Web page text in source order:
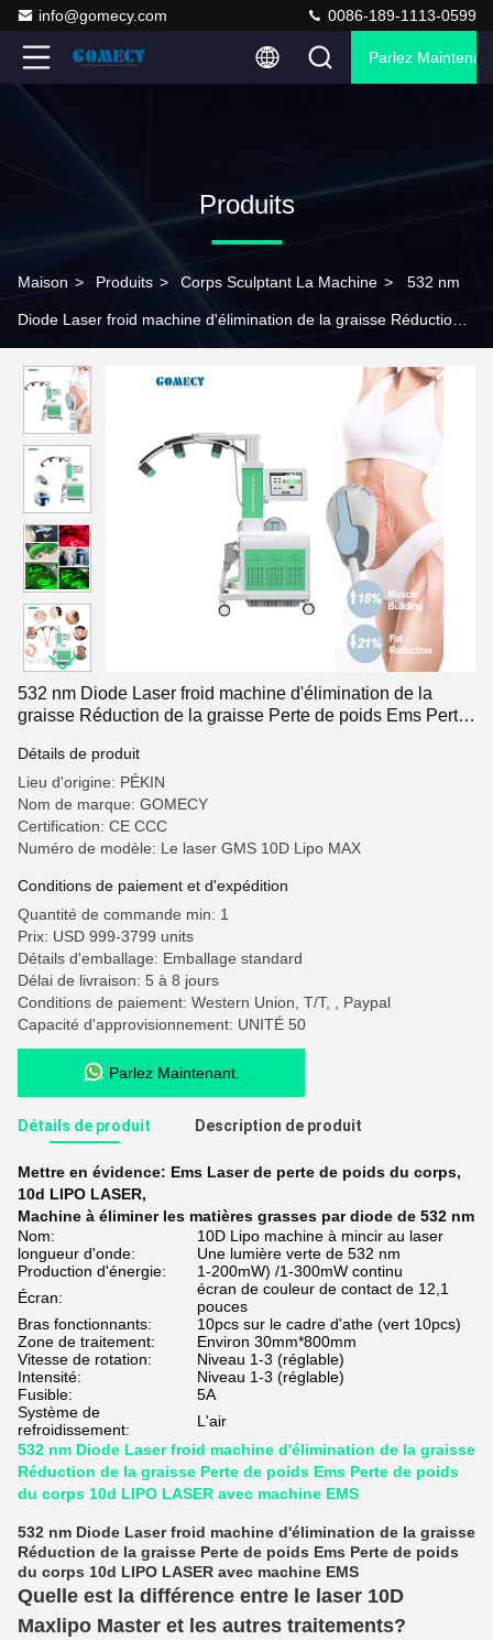
info@gomecy.com 0086-189-1113-0599
Parlez
Produits
Maison > Produits > Corps Sculptant La Machine > 532 nm
Diode Laser froid machine d'élimination de la graisse Réduction
LIPO LASER avec machine EMS
532 nm Diode Laser froid machine d'élimination de la
graisse Réduction de la graisse Perte de poids Ems Perte
Détails de produit
Lieu d'origine: PÉKIN
Nom de marque: GOMECY
Certification: CE CCC
Numéro de modèle: Le laser GMS 10D Lipo MAX
Conditions de paiement et d'expédition
Quantité de commande min: 1
Prix: USD 999-3799 units
Détails d'emballage: Emballage standard
Délai de livraison: 5 à 8 jours
Conditions de paiement: Western Union, T/T, , Paypal
Capacité d'approvisionnement: UNITÉ 50
Parlez Maintenant.
Détails de produit Description de produit
Mettre en évidence: Ems Laser de perte de poids du corps,
10d LIPO LASER,
Machine à éliminer les matières grasses par diode de 532 nm
Nom:
10D Lipo machine à mincir au laser
longueur d'onde:
Une lumière verte de 532 nm
Production d'énergie:
1-200mW) /1-300mW continu
Écran:
écran de couleur de contact de 12,1
pouces
Bras fonctionnants:
10pcs sur le cadre d'athe (vert 10pcs)
Zone de traitement:
Environ 30mm*800mm
Vitesse de rotation:
Niveau 1-3 (réglable)
Intensité:
Niveau 1-3 (réglable)
Fusible:
5A
Système de
refroidissement:
L'air
532 nm Diode Laser froid machine d'élimination de la graisse
Réduction de la graisse Perte de poids Ems Perte de poids
du corps 10d LIPO LASER avec machine EMS
532 nm Diode Laser froid machine d'élimination de la graisse
Réduction de la graisse Perte de poids Ems Perte de poids
du corps 10d LIPO LASER avec machine EMS
Quelle est la différence entre le laser 10D
Maxlipo Master et les autres traitements?